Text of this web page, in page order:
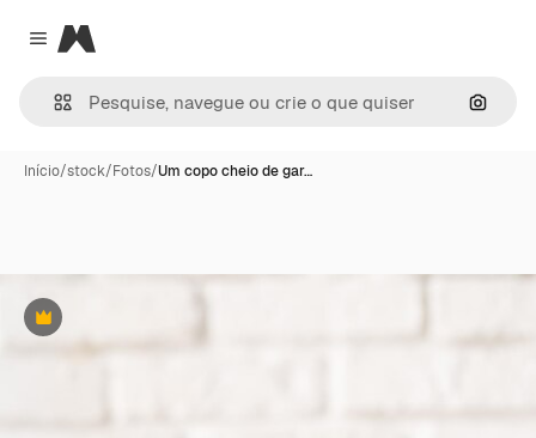
Close menu
Magnific
Início/stock/Fotos/Um copo cheio de gar…
Premium